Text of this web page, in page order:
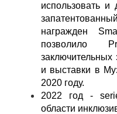
использовать
награжден
позволило
заключительных
и выставки в
2020 году.
2022 год -
области